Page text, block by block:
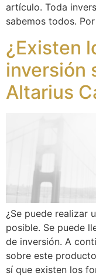
artículo. Toda
sabemos todos.
¿Existen
inversión
Altarius
¿Se puede realizar
posible. Se puede
de inversión. A
sobre este
sí que existen los